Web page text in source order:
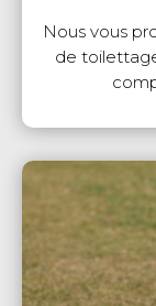
Nous vous
de